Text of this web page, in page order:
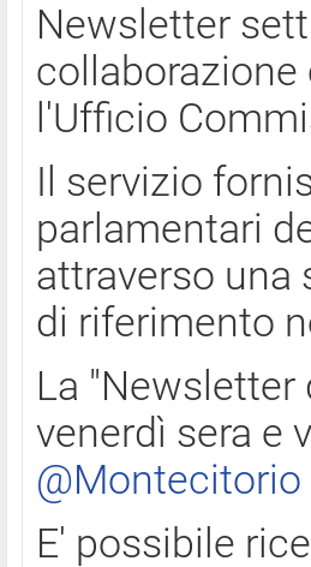
Newsletter
collaborazione
l'Ufficio
Il servizio
parlamentari
attraverso una
di riferimento
La
venerdì sera e
@Montecitorio
E' possibile